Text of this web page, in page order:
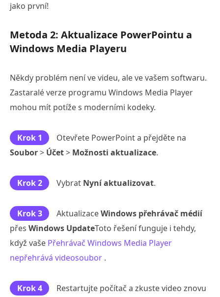
jako první!
Metoda 2: Aktualizace PowerPointu a
Windows Media Playeru
Někdy problém není ve videu, ale ve vašem softwaru.
Zastaralé verze programu Windows Media Player
mohou mít potíže s moderními kodeky.
Krok 1
Otevřete PowerPoint a přejděte na
Soubor> Účet> Možnosti aktualizace.
Krok 2 Vybrat Nyní aktualizovat.
Krok 3 AktualizaceWindows přehrávač médií
přes Windows UpdateToto řešení funguje i tehdy,
když vaše Přehrávač Windows Media Player
nepřehrává videosoubor .
Krok 4
Restartujte počítač a zkuste video znovu